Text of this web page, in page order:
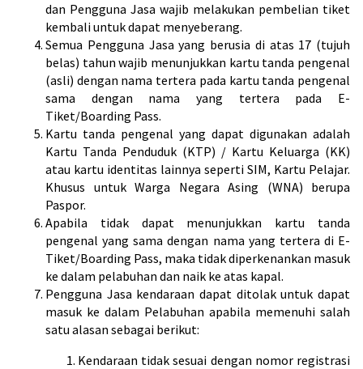
dan Pengguna Jasa wajib melakukan pembelian tiket
kembali untuk dapat menyeberang.
Semua Pengguna Jasa yang berusia di atas 17 (tujuh
belas) tahun wajib menunjukkan kartu tanda pengenal
(asli) dengan nama tertera pada kartu tanda pengenal
sama dengan nama yang tertera pada E-
Tiket/Boarding Pass.
Kartu tanda pengenal yang dapat digunakan adalah
Kartu Tanda Penduduk (KTP) / Kartu Keluarga (KK)
atau kartu identitas lainnya seperti SIM, Kartu Pelajar.
Khusus untuk Warga Negara Asing (WNA) berupa
Paspor.
Apabila tidak dapat menunjukkan kartu tanda
pengenal yang sama dengan nama yang tertera di E-
Tiket/Boarding Pass, maka tidak diperkenankan masuk
ke dalam pelabuhan dan naik ke atas kapal.
Pengguna Jasa kendaraan dapat ditolak untuk dapat
masuk ke dalam Pelabuhan apabila memenuhi salah
satu alasan sebagai berikut:
Kendaraan tidak sesuai dengan nomor registrasi